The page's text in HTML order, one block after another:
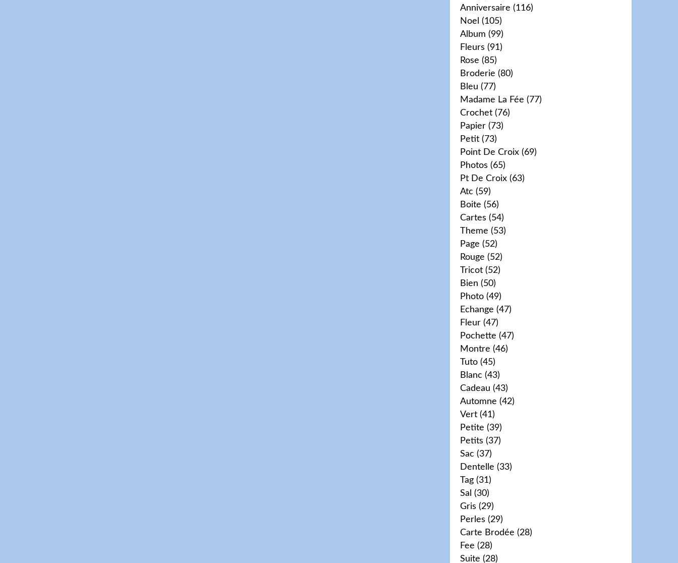
Anniversaire (116)
Noel (105)
Album (99)
Fleurs (91)
Rose (85)
Broderie (80)
Bleu (77)
Madame La Fée (77)
Crochet (76)
Papier (73)
Petit (73)
Point De Croix (69)
Photos (65)
Pt De Croix (63)
Atc (59)
Boite (56)
Cartes (54)
Theme (53)
Page (52)
Rouge (52)
Tricot (52)
Bien (50)
Photo (49)
Echange (47)
Fleur (47)
Pochette (47)
Montre (46)
Tuto (45)
Blanc (43)
Cadeau (43)
Automne (42)
Vert (41)
Petite (39)
Petits (37)
Sac (37)
Dentelle (33)
Tag (31)
Sal (30)
Gris (29)
Perles (29)
Carte Brodée (28)
Fee (28)
Suite (28)